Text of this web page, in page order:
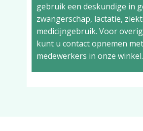
gebruik een deskundige in
zwangerschap, lactatie,
medicijngebruik. Voor
kunt u contact opnemen
medewerkers in onze winkel.